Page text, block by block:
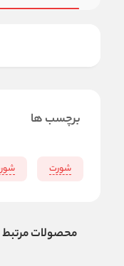
برچسب ها
شورت
محصولات مرتبط